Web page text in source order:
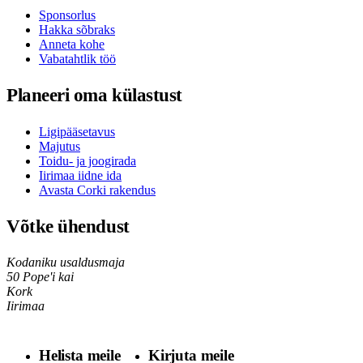
Sponsorlus
Hakka sõbraks
Anneta kohe
Vabatahtlik töö
Planeeri oma külastust
Ligipääsetavus
Majutus
Toidu- ja joogirada
Iirimaa iidne ida
Avasta Corki rakendus
Võtke ühendust
Kodaniku usaldusmaja
50 Pope'i kai
Kork
Iirimaa
Helista meile Kirjuta meile